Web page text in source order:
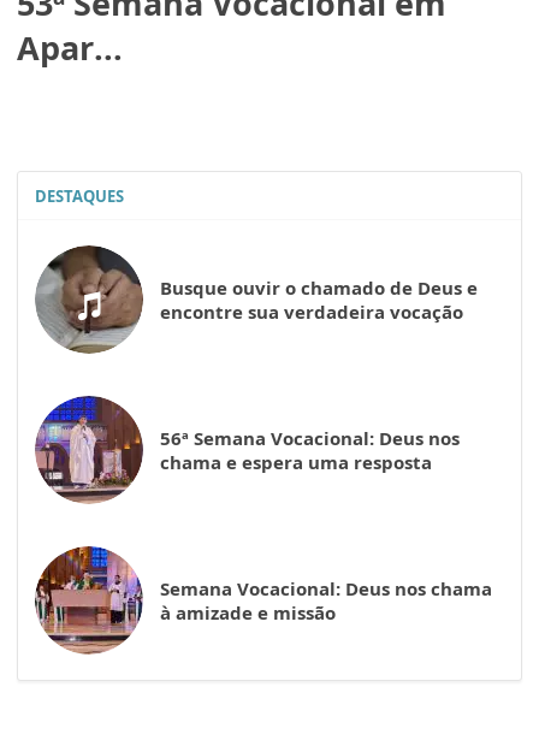
Apar...
DESTAQUES
Busque ouvir o chamado de Deus e
encontre sua verdadeira vocação
56ª Semana Vocacional: Deus nos
chama e espera uma resposta
Semana Vocacional: Deus nos chama
à amizade e missão